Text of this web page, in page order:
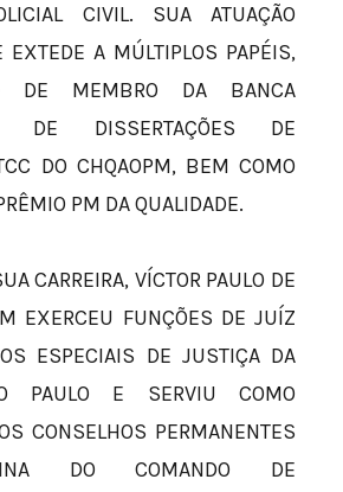
CIVIL. SUA ATUAÇÃO
EXTEDE A MÚLTIPLOS PAPÉIS,
DE MEMBRO DA BANCA
DE DISSERTAÇÕES DE
DO CHQAOPM, BEM COMO
PM DA QUALIDADE.
CARREIRA, VÍCTOR PAULO DE
EXERCEU FUNÇÕES DE JUÍZ
ESPECIAIS DE JUSTIÇA DA
PAULO E SERVIU COMO
CONSELHOS PERMANENTES
DO COMANDO DE